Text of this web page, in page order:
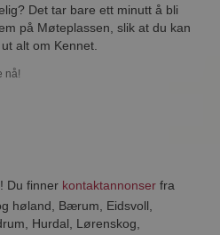
Det tar bare ett minutt å bli
på Møteplassen, slik at du kan
alt om Kennet.
nå!
Du finner kontaktannonser fra
høland, Bærum, Eidsvoll,
Hurdal, Lørenskog,